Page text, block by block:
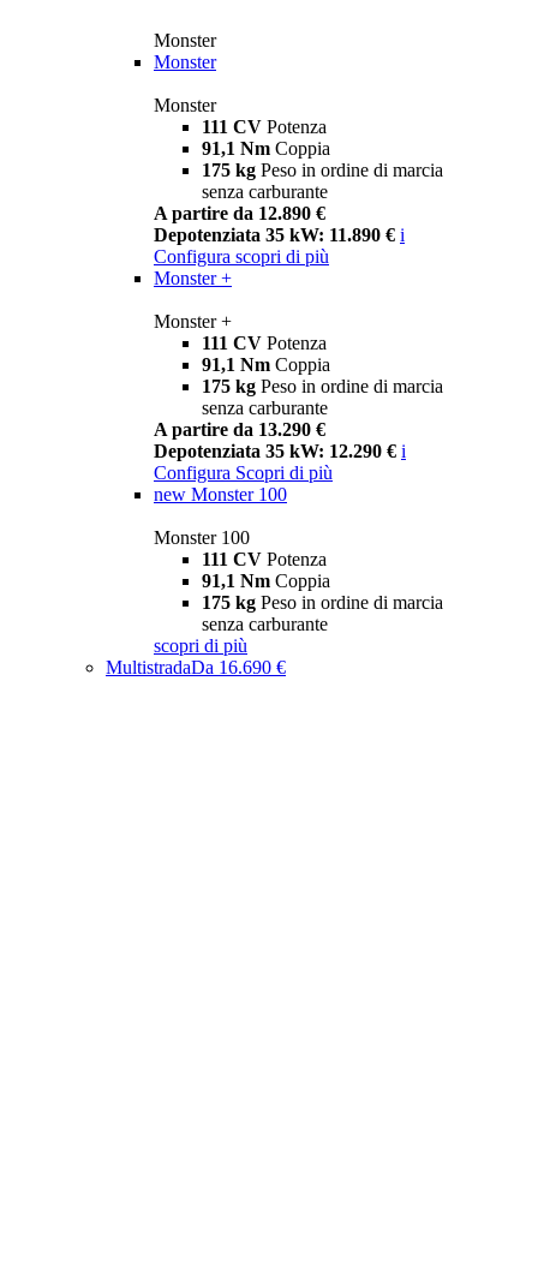
Monster
Monster
Monster
111 CV Potenza
91,1 Nm Coppia
175 kg Peso in ordine di marcia
senza carburante
A partire da 12.890 €
Depotenziata 35 kW: 11.890 € i
Configura scopri di più
Monster +
Monster +
111 CV Potenza
91,1 Nm Coppia
175 kg Peso in ordine di marcia
senza carburante
A partire da 13.290 €
Depotenziata 35 kW: 12.290 € i
Configura Scopri di più
new Monster 100
Monster 100
111 CV Potenza
91,1 Nm Coppia
175 kg Peso in ordine di marcia
senza carburante
scopri di più
MultistradaDa 16.690 €